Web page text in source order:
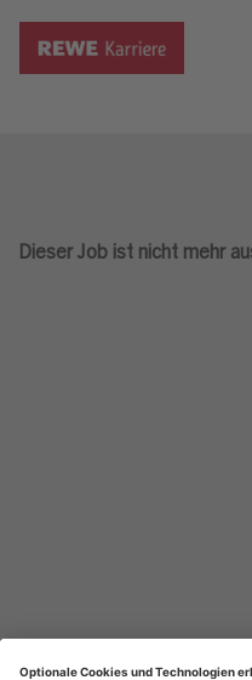
Dieser Job ist nicht mehr